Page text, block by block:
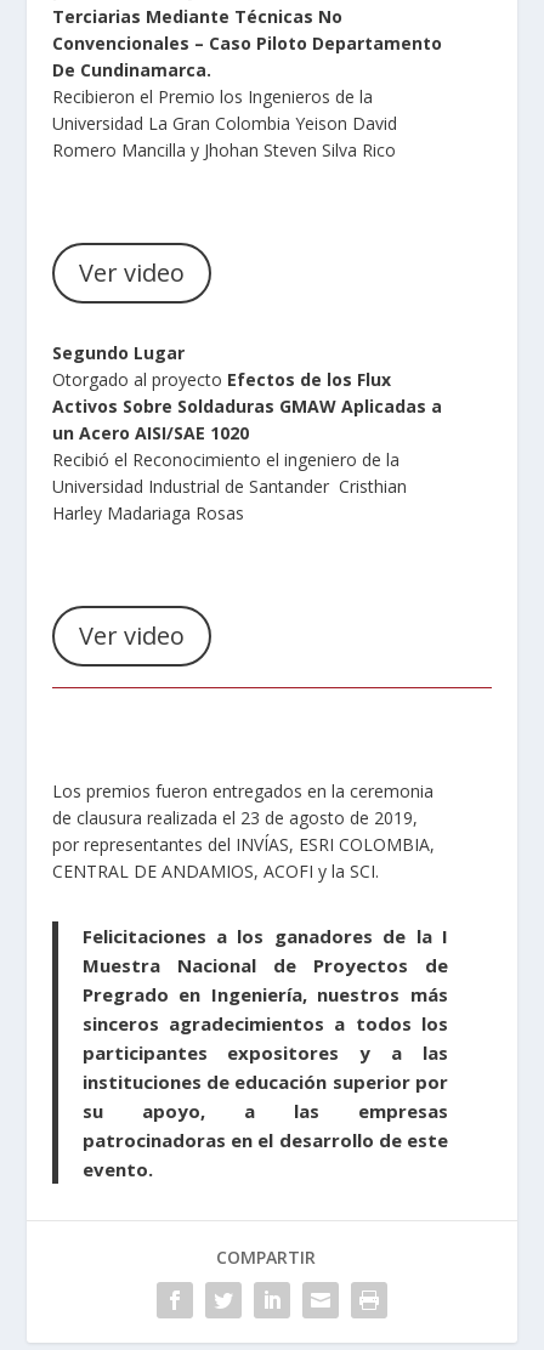
Terciarias Mediante Técnicas No
Convencionales – Caso Piloto Departamento
De Cundinamarca.
Recibieron el Premio los Ingenieros de la
Universidad La Gran Colombia Yeison David
Romero Mancilla y Jhohan Steven Silva Rico
Ver video
Segundo Lugar
Otorgado al proyecto Efectos de los Flux
Activos Sobre Soldaduras GMAW Aplicadas a
un Acero AISI/SAE 1020
Recibió el Reconocimiento el ingeniero de la
Universidad Industrial de Santander Cristhian
Harley Madariaga Rosas
Ver video
Los premios fueron entregados en la ceremonia
de clausura realizada el 23 de agosto de 2019,
por representantes del INVÍAS, ESRI COLOMBIA,
CENTRAL DE ANDAMIOS, ACOFI y la SCI.
Felicitaciones a los ganadores de la I
Muestra Nacional de Proyectos de
Pregrado en Ingeniería, nuestros más
sinceros agradecimientos a todos los
participantes expositores y a las
instituciones de educación superior por
su apoyo, a las empresas
patrocinadoras en el desarrollo de este
evento.
COMPARTIR